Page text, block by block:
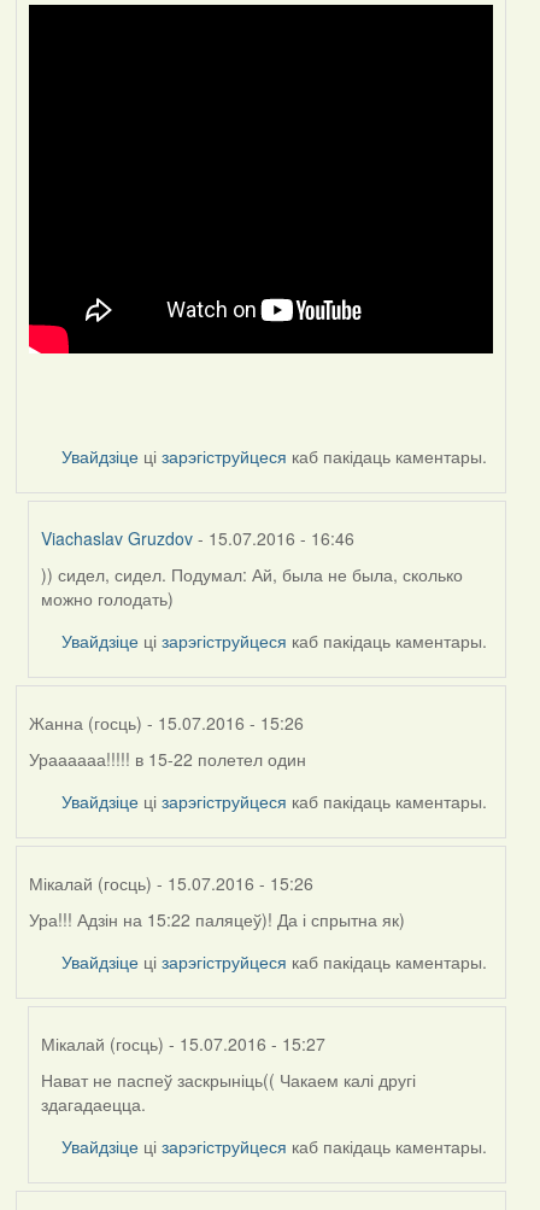
Увайдзіце цізарэгіструйцеся каб пакідаць каментары.
Viachaslav Gruzdov - 15.07.2016 - 16:46
In
reply
VoV
)) сидел, сидел. Подумал: Ай, была не была, сколько
можно голодать)
Увайдзіце цізарэгіструйцеся каб пакідаць каментары.
Жанна (госць) - 15.07.2016 - 15:26
Ураааааа!!!!! в 15-22 полетел один
Увайдзіце цізарэгіструйцеся каб пакідаць каментары.
Мікалай (госць) - 15.07.2016 - 15:26
Ура!!! Адзін на 15:22 паляцеў)! Да і спрытна як)
Увайдзіце цізарэгіструйцеся каб пакідаць каментары.
Мікалай (госць) - 15.07.2016 - 15:27
In
reply
Мікалай
Нават не паспеў заскрыніць(( Чакаем калі другі
здагадаецца.
Увайдзіце цізарэгіструйцеся каб пакідаць каментары.